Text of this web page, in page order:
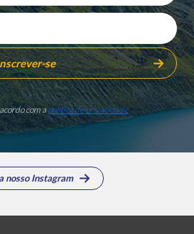
com a política de privacidade
nosso Instagram